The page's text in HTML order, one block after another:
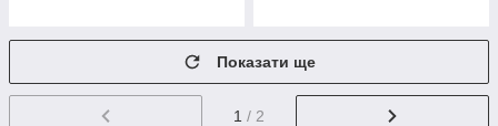
Показати ще
1 / 2